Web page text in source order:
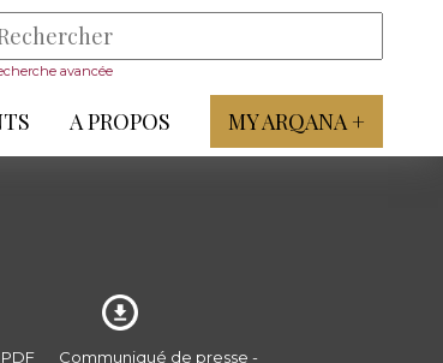
avancée
A PROPOS MY ARQANA +
Communiqué de presse -